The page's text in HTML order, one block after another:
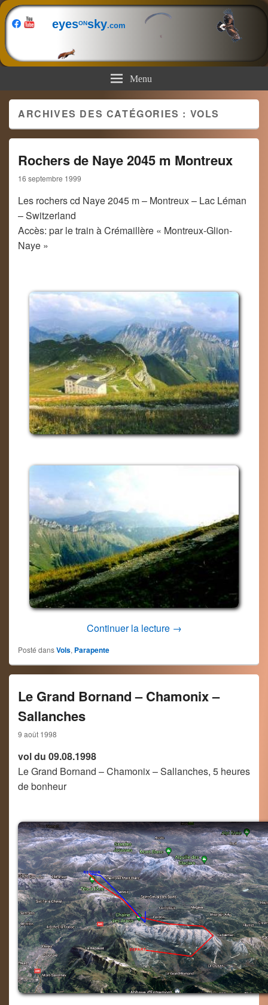
eyesONsky.com
Menu
ARCHIVES DES CATÉGORIES : VOLS
Rochers de Naye 2045 m Montreux
16 septembre 1999
Les rochers cd Naye 2045 m – Montreux – Lac Léman
– Switzerland
Accès: par le train à Crémaillère « Montreux-Glion-
Naye »
Continuer la lecture Rochers de Naye
→
Posté dansVols, Parapente
Le Grand Bornand – Chamonix –
Sallanches
9 août 1998
vol du 09.08.1998
Le Grand Bornand – Chamonix – Sallanches, 5 heures
de bonheur